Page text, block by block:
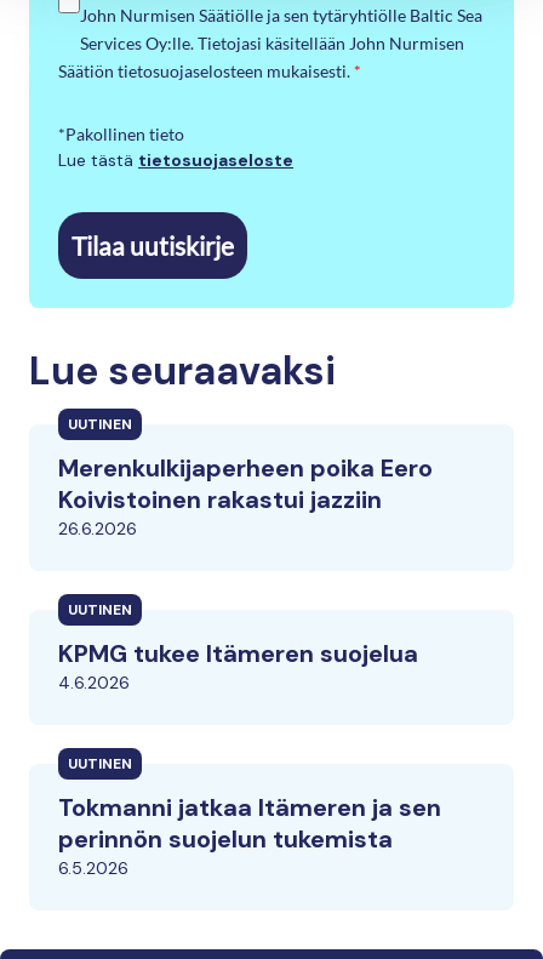
John Nurmisen Säätiölle ja sen tytäryhtiölle Baltic Sea
Services Oy:lle. Tietojasi käsitellään John Nurmisen
Säätiön tietosuojaselosteen mukaisesti. *
*Pakollinen tieto
Lue tästä tietosuojaseloste
Tilaa uutiskirje
Lue seuraavaksi
UUTINEN
Merenkulkijaperheen poika Eero
Koivistoinen rakastui jazziin
26.6.2026
UUTINEN
KPMG tukee Itämeren suojelua
4.6.2026
UUTINEN
Tokmanni jatkaa Itämeren ja sen
perinnön suojelun tukemista
6.5.2026